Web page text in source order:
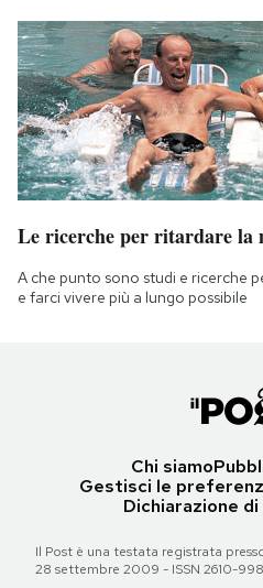
Le ricerche per ritardare la
A che punto sono studi e ricerche
e farci vivere più a lungo possibile
Chi siamo
Gestisci le
Dichiarazione
Il Post è una testata registrata
28 settembre 2009 - ISSN 2610-